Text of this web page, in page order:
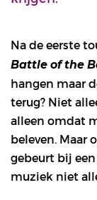
Na de eerste
Battle of the
hangen maar
terug? Niet
alleen omdat
beleven. Maar
gebeurt bij
muziek niet